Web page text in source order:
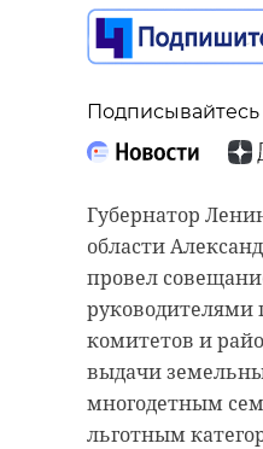
Подписывайтесь
Губернатор
области
провел
комитетов и
выдачи
многодетным
льготным
Подписывайтесь
В Ленинградской
проходит
"Светлое
котором
школьников в
лет.
Подписывайтесь
С начала года
жителей
Ленинградской
лет начали
получать